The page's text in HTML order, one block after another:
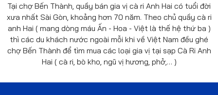
Tại chợ Bến Thành, quầy bán gia vị cà ri Anh Hai có tuổi đời
xưa nhất Sài Gòn, khoảng hơn 70 năm. Theo chủ quầy cà ri
anh Hai ( mang dòng máu Ấn - Hoa - Việt là thế hệ thứ ba )
thì các du khách nước ngoài mỗi khi về Việt Nam đều ghé
chợ Bến Thành để tìm mua các loại gia vị tại sạp Cà Ri Anh
Hai ( cà ri, bò kho, ngũ vị hương, phở,… )